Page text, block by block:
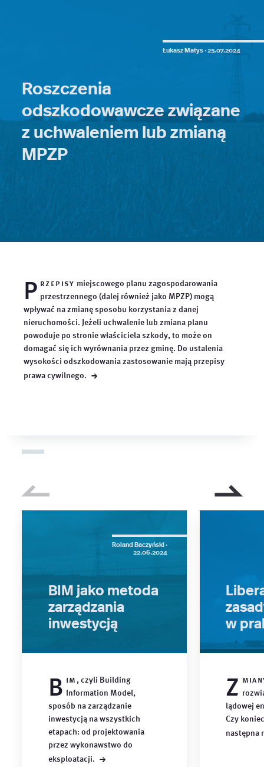
Łukasz Matys ·25.07.2024
Roszczenia
odszkodowawcze związane
z uchwaleniem lub zmianą
MPZP
P rzepisy miejscowego planu zagospodarowania
przestrzennego (dalej również jako MPZP) mogą
wpływać na zmianę sposobu korzystania z danej
nieruchomości. Jeżeli uchwalenie lub zmiana planu
powoduje po stronie właściciela szkody, to może on
domagać się ich wyrównania przez gminę. Do ustalenia
wysokości odszkodowania zastosowanie mają przepisy
prawacywilnego. →
Roland Baczyński ·
22.06.2024
BIM jako metoda
zarządzania
inwestycją
B im , czyli Building
Information Model,
sposób na zarządzanie
inwestycją na wszystkich
etapach: od projektowania
przez wykonawstwo do
eksploatacji. →
w
Z
lądowej
Czy
następna